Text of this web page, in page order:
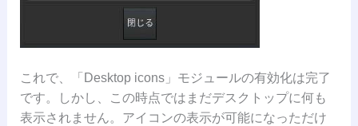
これで、「Desktop icons」モジュールの有効化は完了
です。しかし、この時点ではまだデスクトップに何も
表示されません。アイコンの表示が可能になっただけ